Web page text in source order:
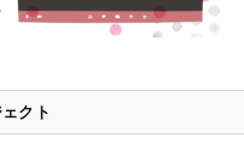
クト